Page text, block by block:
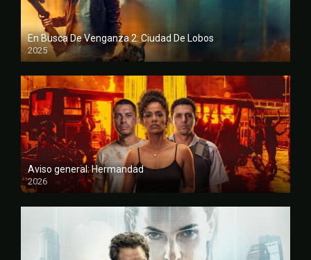
En Busca De Venganza 2: Ciudad De Lobos
2025
FULL HD
Aviso general: Hermandad
2026
FULL HD